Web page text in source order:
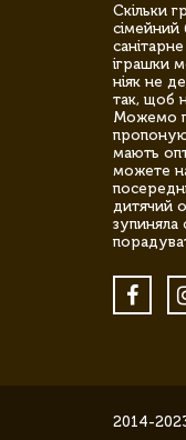
Скільки
сімейний
іграшки
ніяк не
так, щоб
Можемо
мають
можете
дитячий
зупиняла
2014-